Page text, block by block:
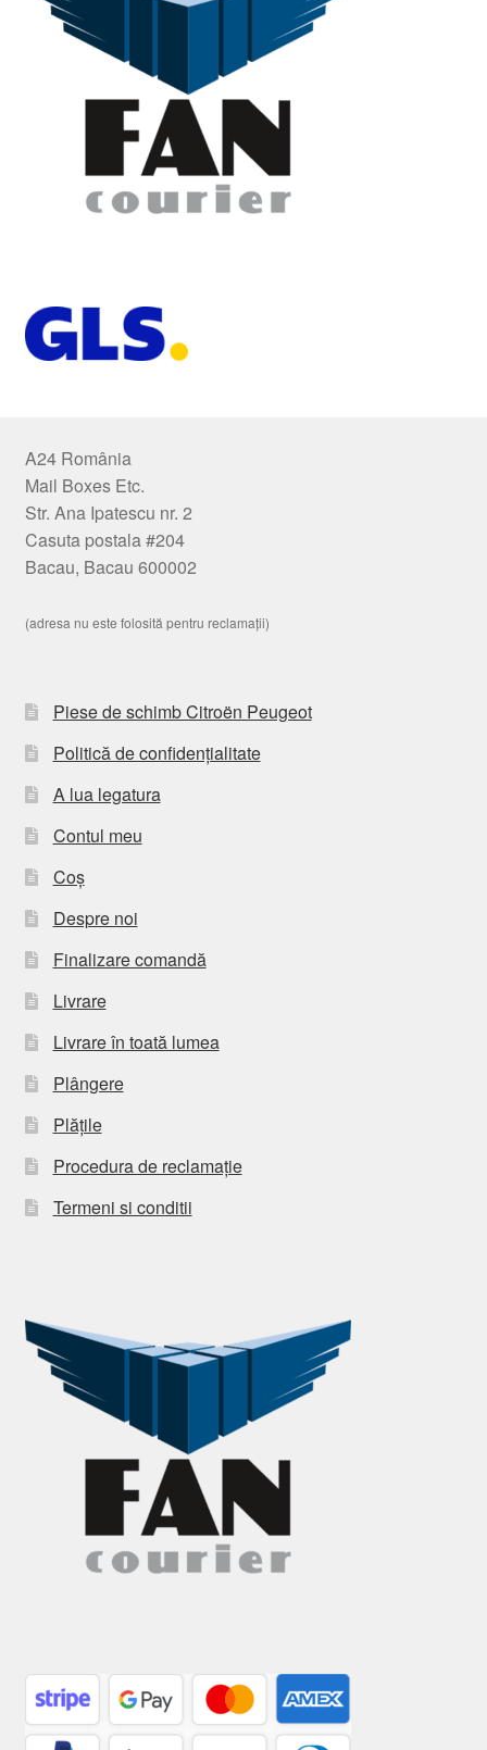
A24 România
Mail Boxes Etc.
Str. Ana Ipatescu nr. 2
Casuta postala #204
Bacau, Bacau 600002
(adresa nu este folosită pentru reclamații)
Piese de schimb Citroën Peugeot
Politică de confidențialitate
A lua legatura
Contul meu
Coș
Despre noi
Finalizare comandă
Livrare
Livrare în toată lumea
Plângere
Plățile
Procedura de reclamație
Termeni si conditii